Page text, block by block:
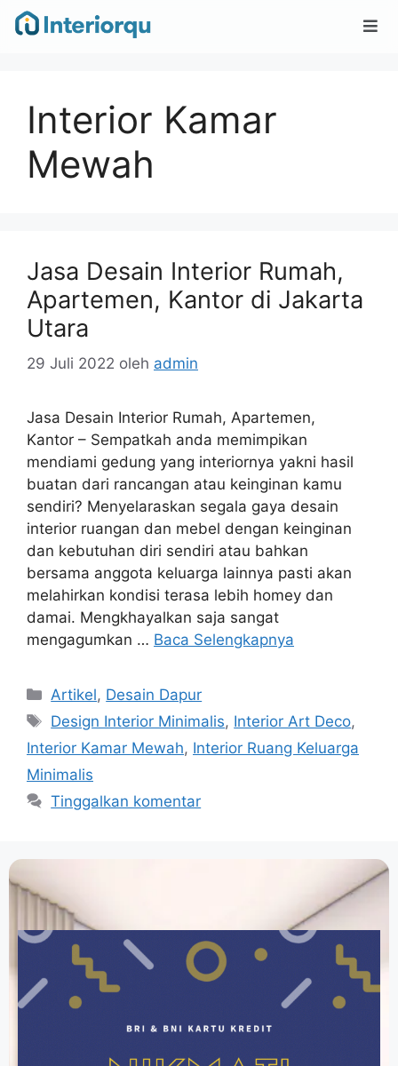
Interior Kamar
Mewah
Jasa Desain Interior Rumah,
Apartemen, Kantor di Jakarta
Utara
29 Juli 2022 oleh admin
Jasa Desain Interior Rumah, Apartemen,
Kantor – Sempatkah anda memimpikan
mendiami gedung yang interiornya yakni hasil
buatan dari rancangan atau keinginan kamu
sendiri? Menyelaraskan segala gaya desain
interior ruangan dan mebel dengan keinginan
dan kebutuhan diri sendiri atau bahkan
bersama anggota keluarga lainnya pasti akan
melahirkan kondisi terasa lebih homey dan
damai. Mengkhayalkan saja sangat
mengagumkan … Baca Selengkapnya
Artikel, Desain Dapur
Design Interior Minimalis, Interior Art Deco,
Interior Kamar Mewah, Interior Ruang Keluarga
Minimalis
Tinggalkan komentar